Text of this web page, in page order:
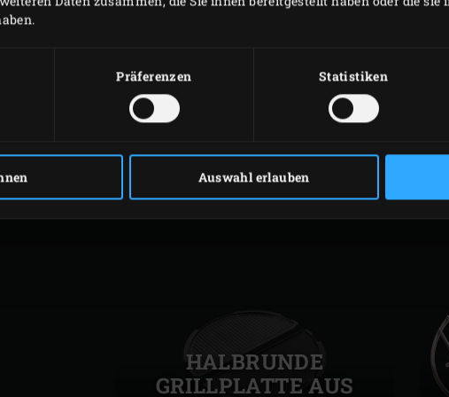
Präferenzen Statistiken
Auswahl erlauben
HALBRUNDE
GRILLPLATTE AUS